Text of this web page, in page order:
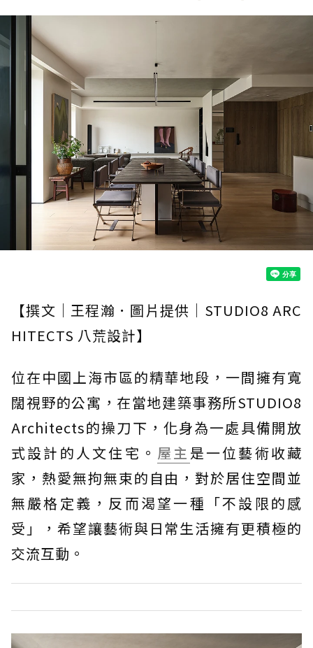
【撰文｜王程瀚．圖片提供｜STUDIO8 ARC
HITECTS 八荒設計】
位在中國上海市區的精華地段，一間擁有寬
闊視野的公寓，在當地建築事務所STUDIO8
Architects的操刀下，化身為一處具備開放
式設計的人文住宅。 屋主 是一位藝術收藏
家，熱愛無拘無束的自由，對於居住空間並
無嚴格定義，反而渴望一種「不設限的感
受」，希望讓藝術與日常生活擁有更積極的
交流互動。